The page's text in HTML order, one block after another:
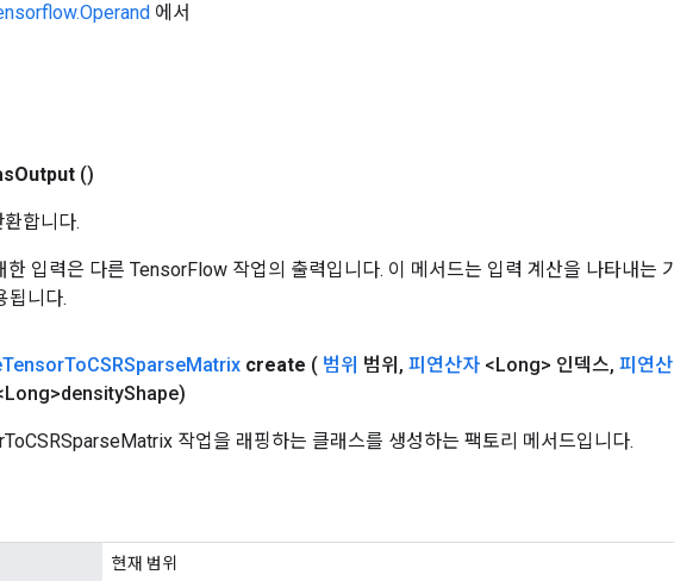
에서
Output ()
합니다.
입력은 다른 TensorFlow 작업의 출력입니다. 이 메서드는 입력 계산을 나타내는 기
됩니다.
TensorToCSRSparseMatrix create ( 범위 범위 , 피연산자 <Long> 인덱스, 피연산
Shape)
작업을 래핑하는 클래스를 생성하는 팩토리 메서드입니다.
현재 범위